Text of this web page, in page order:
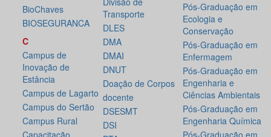
BioChaves
BIOSEGURANCA
C
Campus de
Inovação de
Estância
Campus de Lagarto
Campus do Sertão
Campus Rural
Transporte
DLES
DMA
DMAI
DNUT
Doação de Corpos
docente
DSESMT
DSI
Pós-Graduação em
Ecologia e
Conservação
Pós-Graduação em
Enfermagem
Pós-Graduação em
Engenharia e
Ciências Ambientais
Pós-Graduação em
Engenharia Química